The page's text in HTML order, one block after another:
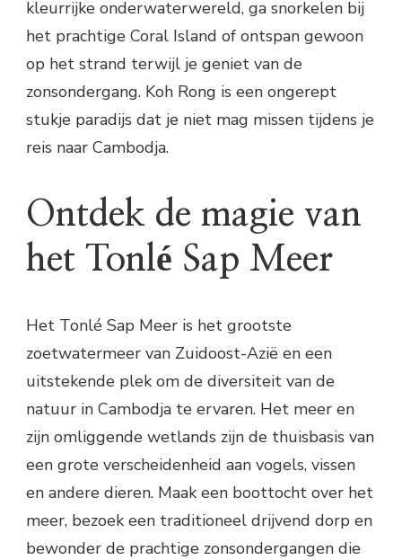
kleurrijke onderwaterwereld, ga snorkelen bij
het prachtige Coral Island of ontspan gewoon
op het strand terwijl je geniet van de
zonsondergang. Koh Rong is een ongerept
stukje paradijs dat je niet mag missen tijdens je
reis naar Cambodja.
Ontdek de magie van
het Tonlé Sap Meer
Het Tonlé Sap Meer is het grootste
zoetwatermeer van Zuidoost-Azië en een
uitstekende plek om de diversiteit van de
natuur in Cambodja te ervaren. Het meer en
zijn omliggende wetlands zijn de thuisbasis van
een grote verscheidenheid aan vogels, vissen
en andere dieren. Maak een boottocht over het
meer, bezoek een traditioneel drijvend dorp en
bewonder de prachtige zonsondergangen die